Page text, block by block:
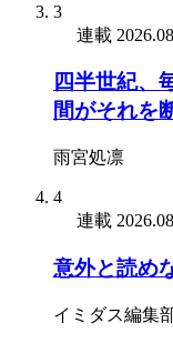
3
連載
四半世紀、
間がそれを
雨宮処凛
4
連載
意外と読め
イミダス編集